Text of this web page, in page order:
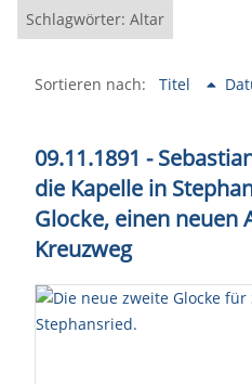
Schlagwörter: Altar
Sortieren nach: Titel
09.11.1891 -
die Kapelle in
Glocke, einen neuen
Kreuzweg